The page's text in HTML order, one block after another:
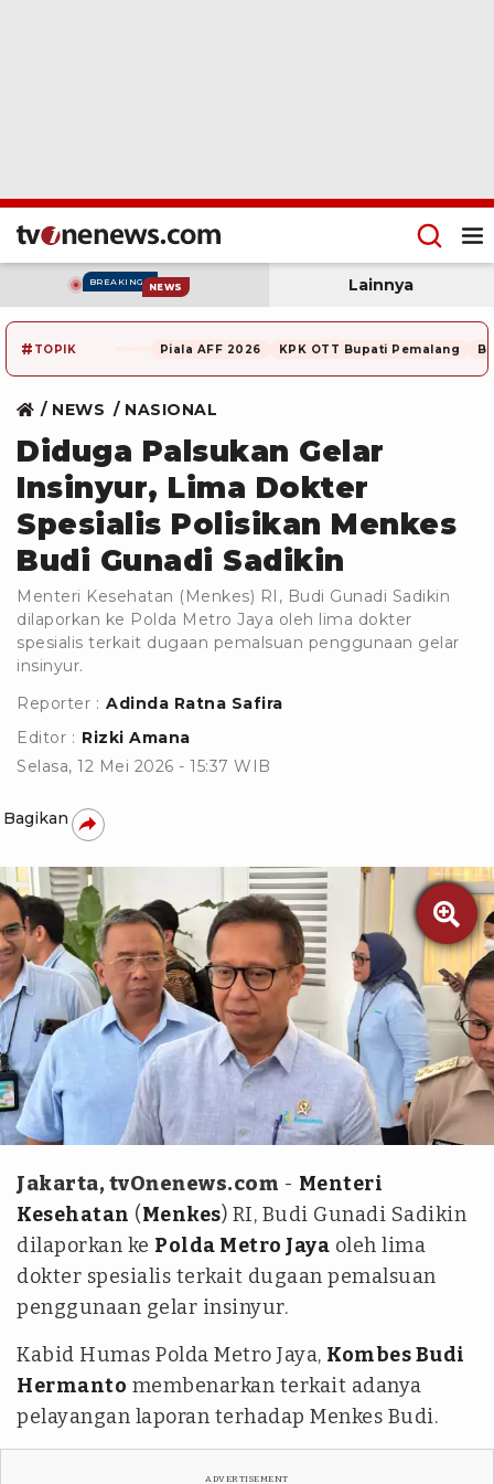
BREAKING NEWS Lainnya
# TOPIK Piala AFF 2026 KPK OTT Bupati Pemalang
NEWS NASIONAL
Diduga Palsukan Gelar
Insinyur, Lima Dokter
Spesialis Polisikan Menkes
Budi Gunadi Sadikin
Menteri Kesehatan (Menkes) RI, Budi Gunadi Sadikin
dilaporkan ke Polda Metro Jaya oleh lima dokter
spesialis terkait dugaan pemalsuan penggunaan gelar
insinyur.
Reporter : Adinda Ratna Safira
Editor : Rizki Amana
Selasa, 12 Mei 2026 - 15:37 WIB
Bagikan

Abdul Gani Siregar/tvOnenews
Jakarta, tvOnenews.com - Menteri
Kesehatan (Menkes) RI, Budi Gunadi Sadikin
dilaporkan ke Polda Metro Jaya oleh lima
dokter spesialis terkait dugaan pemalsuan
penggunaan gelar insinyur.
Kabid Humas Polda Metro Jaya, Kombes Budi
Hermanto membenarkan terkait adanya
pelayangan laporan terhadap Menkes Budi.
ADVERTISEMENT